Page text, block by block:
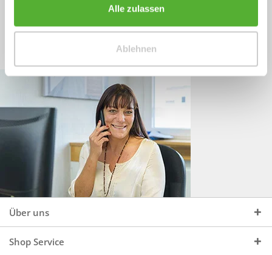
Alle zulassen
Ablehnen
+49 (0)4244 965 34 04
Mo - Do, 09:00 - 16:00 Uhr
und Fr, 09:00 - 13:00 Uhr
Über uns
Shop Service